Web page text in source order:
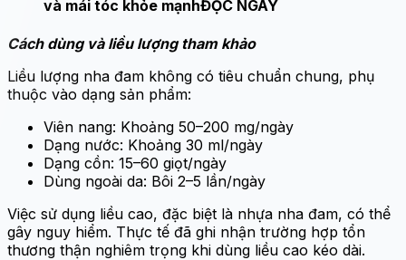
và mái tóc khỏe mạnhĐỌC NGAY
Cách dùng và liều lượng tham khảo
Liều lượng nha đam không có tiêu chuẩn chung, phụ
thuộc vào dạng sản phẩm:
Viên nang: Khoảng 50–200 mg/ngày
Dạng nước: Khoảng 30 ml/ngày
Dạng cồn: 15–60 giọt/ngày
Dùng ngoài da: Bôi 2–5 lần/ngày
Việc sử dụng liều cao, đặc biệt là nhựa nha đam, có thể
gây nguy hiểm. Thực tế đã ghi nhận trường hợp tổn
thương thận nghiêm trọng khi dùng liều cao kéo dài.